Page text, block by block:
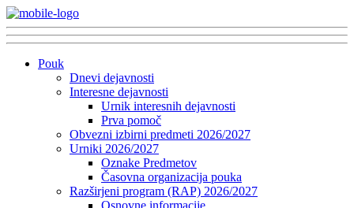
Pouk
Dnevi dejavnosti
Interesne dejavnosti
Urnik interesnih dejavnosti
Prva pomoč
Obvezni izbirni predmeti 2026/2027
Urniki 2026/2027
Oznake Predmetov
Časovna organizacija pouka
Razširjeni program (RAP) 2026/2027
Osnovne informacije